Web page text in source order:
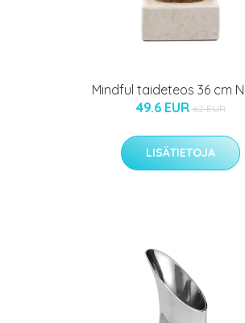
Mindful taideteos 36 cm
49.6 EUR 62 EUR
LISÄTIETOJA